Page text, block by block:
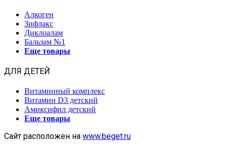
Алкоген
Зифлакс
Диклоалам
Бальзам №1
Еще товары
ДЛЯ ДЕТЕЙ
Витаминный комплекс
Витамин D3 детский
Амиксифил детский
Еще товары
Сайт расположен на www.beget.ru